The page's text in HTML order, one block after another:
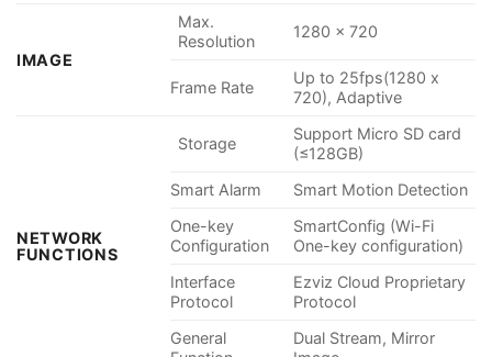
IMAGE
Max.
Resolution
1280 x 720
Frame Rate
Up to 25fps(1280 x
720), Adaptive
NETWORK
FUNCTIONS
Storage
Support Micro SD card
(≤128GB)
Smart Alarm
Smart Motion Detection
One-key
Configuration
SmartConfig (Wi-Fi
One-key configuration)
Interface
Protocol
Ezviz Cloud Proprietary
Protocol
General
Dual Stream, Mirror